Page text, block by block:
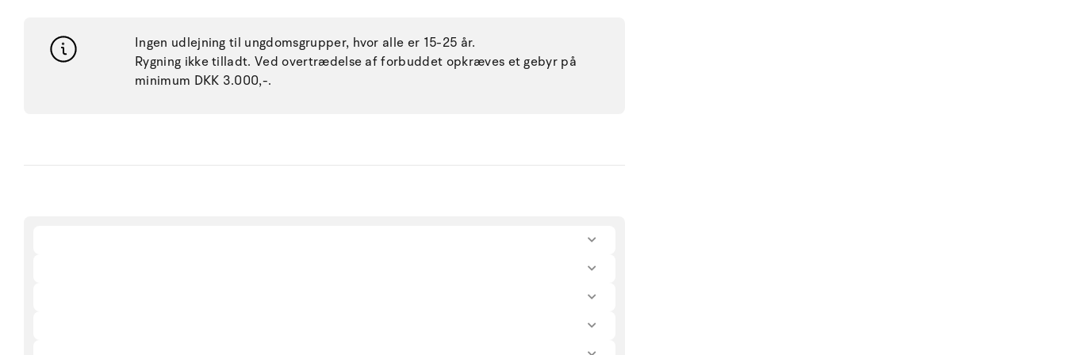
Ingen udlejning til ungdomsgrupper, hvor alle er 15-25 år.
Rygning ikke tilladt. Ved overtrædelse af forbuddet opkræves et gebyr på
minimum DKK 3.000,-.